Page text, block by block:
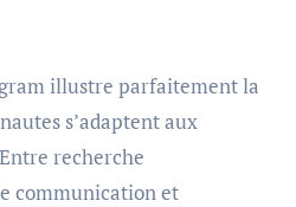
illustre parfaitement la
s’adaptent aux
recherche
communication et